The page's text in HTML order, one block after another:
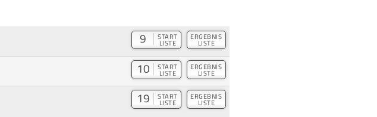
9 START
LISTE
ERGEBNIS
LISTE
10 START
LISTE
ERGEBNIS
LISTE
19 START
LISTE
ERGEBNIS
LISTE